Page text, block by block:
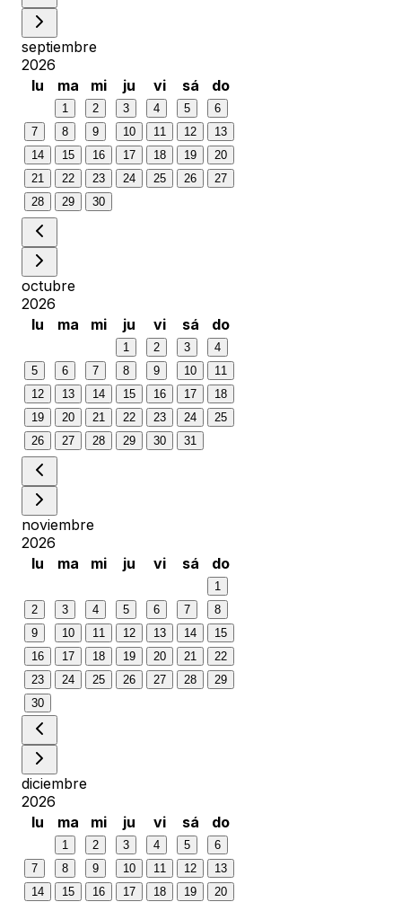
septiembre
2026
lu
ma mi ju vi sá do
1 2 3 4 5
6
7
8 9 10 11 12
13
14
15 16 17 18 19
20
21
22 23 24 25 26
27
28
29 30
octubre
2026
lu
ma mi ju vi sá do
1 2 3
4
5
6 7 8 9 10
11
12
13 14 15 16 17
18
19
20 21 22 23 24
25
26
27 28 29 30 31
noviembre
2026
lu
ma mi ju vi sá do
1
2
3 4 5 6 7
8
9
10 11 12 13 14
15
16
17 18 19 20 21
22
23
24 25 26 27 28
29
30
diciembre
2026
lu
ma mi ju vi sá do
1 2 3 4 5
6
7
8 9 10 11 12
13
14
15 16 17 18 19
20